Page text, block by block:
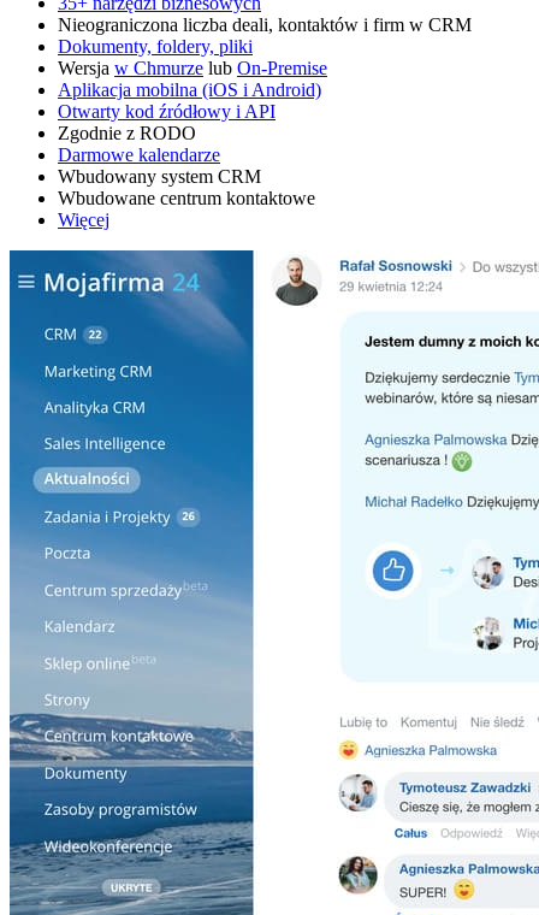
Nieograniczona liczba deali, kontaktów i firm w CRM
Dokumenty, foldery, pliki
Wersja w Chmurze lub On-Premise
Aplikacja mobilna (iOS i Android)
Otwarty kod źródłowy i API
Zgodnie z RODO
Darmowe kalendarze
Wbudowany system CRM
Wbudowane centrum kontaktowe
Więcej